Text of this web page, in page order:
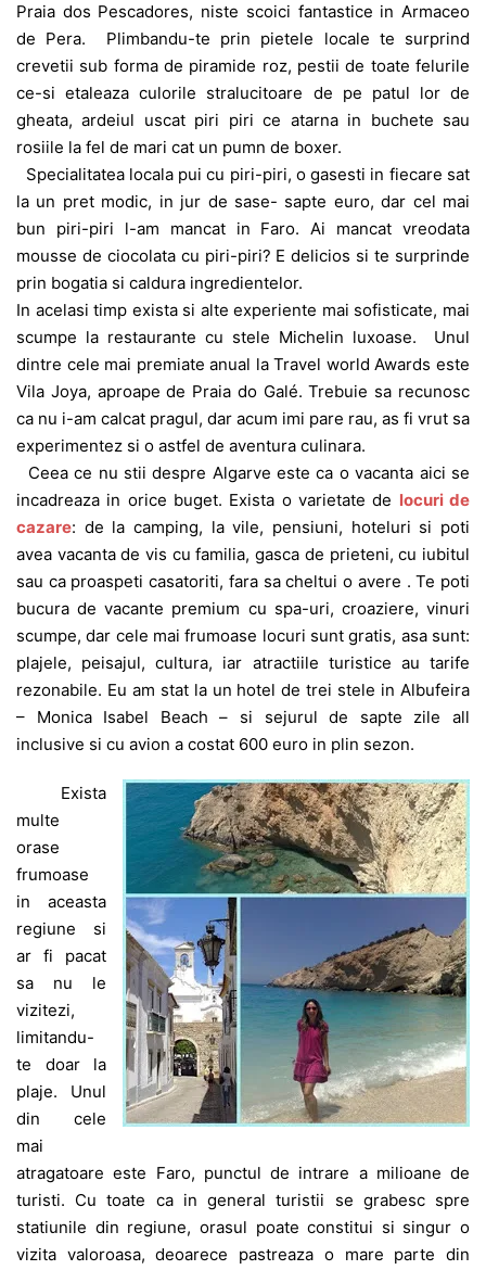
Praia dos Pescadores, niste scoici fantastice in Armaceo
de Pera. Plimbandu-te prin pietele locale te surprind
crevetii sub forma de piramide roz, pestii de toate felurile
ce-si etaleaza culorile stralucitoare de pe patul lor de
gheata, ardeiul uscat piri piri ce atarna in buchete sau
rosiile la fel de mari cat un pumn de boxer.
Specialitatea locala pui cu piri-piri, o gasesti in fiecare sat
la un pret modic, in jur de sase- sapte euro, dar cel mai
bun piri-piri l-am mancat in Faro. Ai mancat vreodata
mousse de ciocolata cu piri-piri? E delicios si te surprinde
prin bogatia si caldura ingredientelor.
In acelasi timp exista si alte experiente mai sofisticate, mai
scumpe la restaurante cu stele Michelin luxoase. Unul
dintre cele mai premiate anual la Travel world Awards este
Vila Joya, aproape de Praia do Galé. Trebuie sa recunosc
ca nu i-am calcat pragul, dar acum imi pare rau, as fi vrut sa
experimentez si o astfel de aventura culinara.
Ceea ce nu stii despre Algarve este ca o vacanta aici se
incadreaza in orice buget. Exista o varietate de locuri de
cazare: de la camping, la vile, pensiuni, hoteluri si poti
avea vacanta de vis cu familia, gasca de prieteni, cu iubitul
sau ca proaspeti casatoriti, fara sa cheltui o avere . Te poti
bucura de vacante premium cu spa-uri, croaziere, vinuri
scumpe, dar cele mai frumoase locuri sunt gratis, asa sunt:
plajele, peisajul, cultura, iar atractiile turistice au tarife
rezonabile. Eu am stat la un hotel de trei stele in Albufeira
– Monica Isabel Beach – si sejurul de sapte zile all
inclusive si cu avion a costat 600 euro in plin sezon.
Exista
multe
orase
frumoase
in aceasta
regiune si
ar fi pacat
sa nu le
vizitezi,
limitandu-
te doar la
plaje. Unul
din cele
mai
atragatoare este Faro, punctul de intrare a milioane de
turisti. Cu toate ca in general turistii se grabesc spre
statiunile din regiune, orasul poate constitui si singur o
vizita valoroasa, deoarece pastreaza o mare parte din